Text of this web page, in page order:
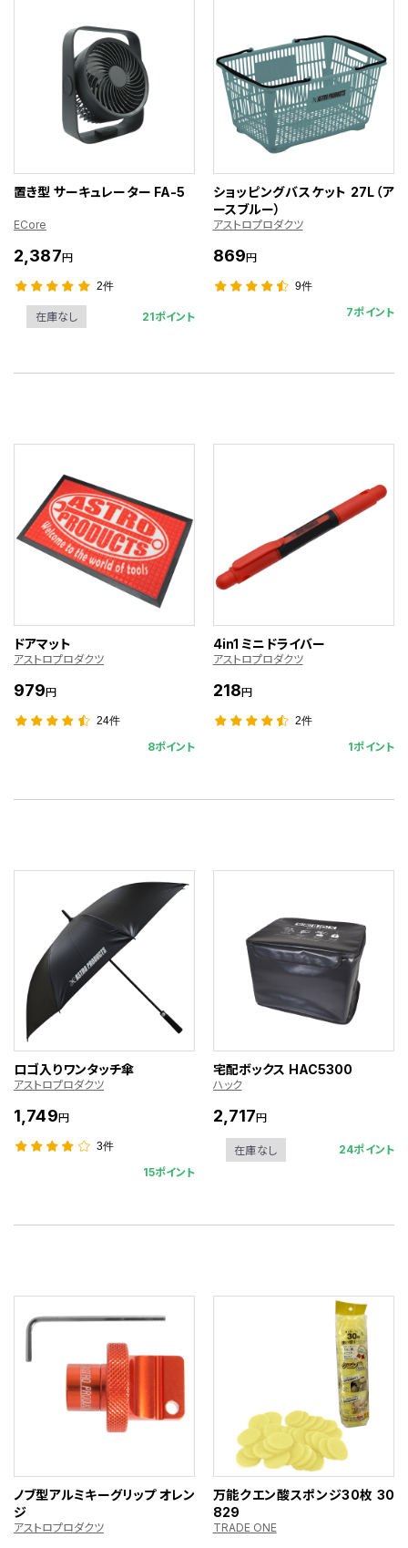
置き型 サーキュレーター FA-5
ECore
2,387円
2件
在庫なし 21ポイント
ショッピングバスケット 27L（ア
ースブルー）
アストロプロダクツ
869円
9件
7ポイント
ドアマット
アストロプロダクツ
979円
24件
8ポイント
4in1 ミニドライバー
アストロプロダクツ
218円
2件
1ポイント
ロゴ入りワンタッチ傘
アストロプロダクツ
1,749円
3件
15ポイント
宅配ボックス HAC5300
ハック
2,717円
在庫なし 24ポイント
ノブ型アルミキーグリップ オレン
ジ
アストロプロダクツ
万能クエン酸スポンジ30枚 30
829
TRADE ONE